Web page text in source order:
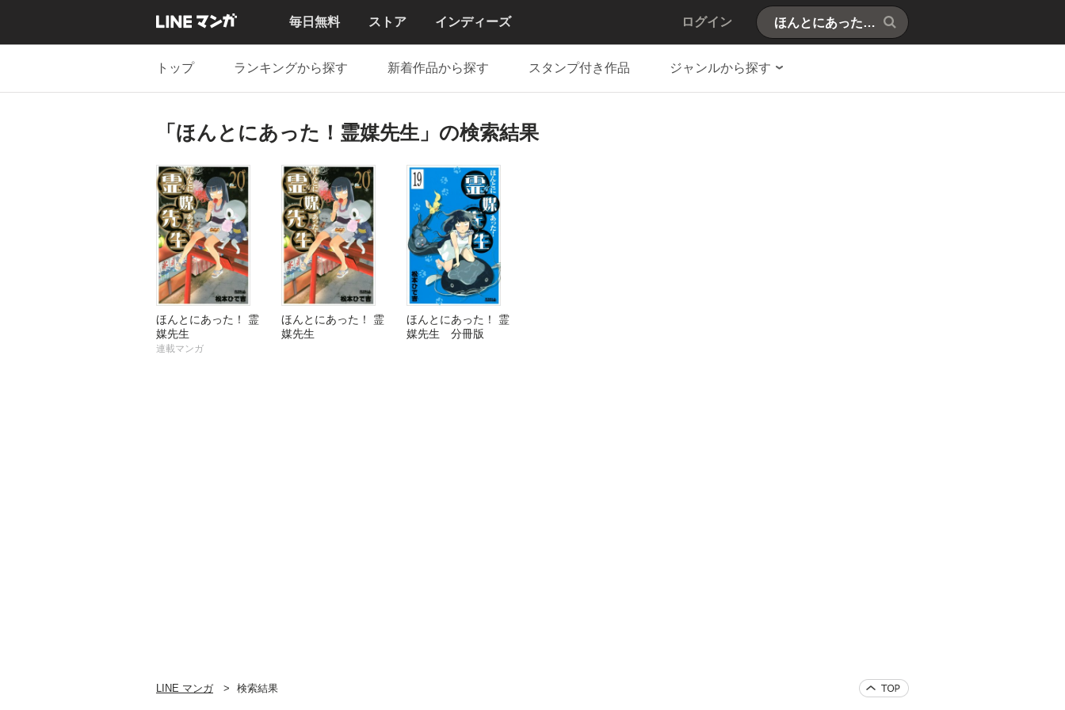
毎日無料 ストア インディーズ ログイン
トップ ランキングから探す 新着作品から探す スタンプ付き作品 ジャンルから探す
「ほんとにあった！霊媒先生」の検索結果
ほんとにあった！ 霊
媒先生
連載マンガ
ほんとにあった！ 霊
媒先生
ほんとにあった！ 霊
媒先生 分冊版
LINE マンガ 検索結果